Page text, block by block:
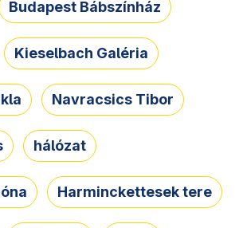
Budapest Bábszínház
Kieselbach Galéria
Navracsics Tibor
hálózat
Harminckettesek tere